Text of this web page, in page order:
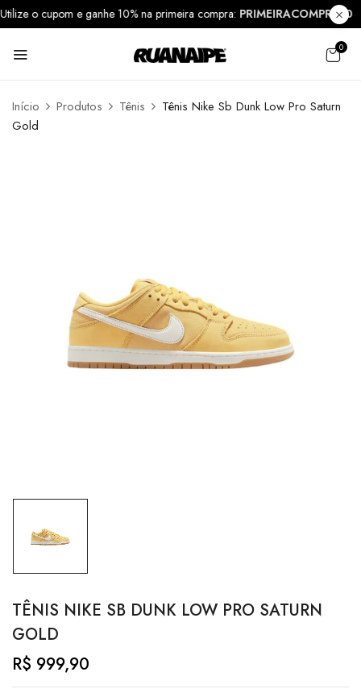
Utilize o cupom e ganhe 10% na primeira compra:
0
Início Produtos Tênis
Tênis Nike Sb Dunk Low Pro Saturn
Gold
TÊNIS NIKE SB DUNK LOW PRO SATURN
GOLD
R$ 999,90